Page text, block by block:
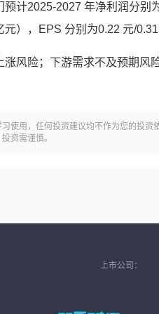
计2025-2027 年净利润分别
元），EPS 分别为0.22 元/
涨风险；下游需求不及预期风
使用，任何投资建议均不作为您的投
资需谨慎。
上市公司：